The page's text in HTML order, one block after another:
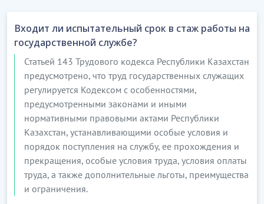
Входит ли испытательный срок в стаж работы на
государственной службе?
Статьей 143 Трудового кодекса Республики Казахстан
предусмотрено, что труд государственных служащих
регулируется Кодексом с особенностями,
предусмотренными законами и иными
нормативными правовыми актами Республики
Казахстан, устанавливающими особые условия и
порядок поступления на службу, ее прохождения и
прекращения, особые условия труда, условия оплаты
труда, а также дополнительные льготы, преимущества
и ограничения.